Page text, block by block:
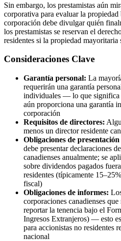
Sin embargo, los prestamistas aún
corporativa para evaluar la
corporación debe divulgar quién
los prestamistas se reservan el
residentes si la propiedad mayoritaria
Consideraciones Clave
Garantía personal: La
requerirán una garantía
individuales — lo que significa
aún proporciona una garantía
corporación
Requisitos de directores:
menos un director residente
Obligaciones de
debe presentar declaraciones
canadienses anualmente; se
sobre dividendos pagados
residentes (típicamente
fiscal)
Obligaciones de informes:
corporaciones canadienses
reportar la tenencia bajo el
Ingresos Extranjeros) — esto
para accionistas no residentes
nacional